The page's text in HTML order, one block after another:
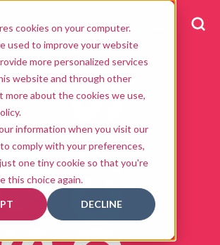
cookies on your computer.
used to improve your website
more personalized services
website and through other
more about the cookies we use,
information when you visit our
comply with your preferences,
one tiny cookie so that you're
this choice again.
DECLINE